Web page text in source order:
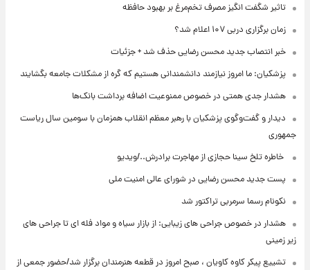
تاثیر شگفت انگیز مصرف تخم‌مرغ بر بهبود حافظه
زمان برگزاری دربی ۱۰۷ اعلام شد؟
خبر انتصاب جدید محسن رضایی حذف شد + جزئیات
پزشکیان: ما امروز نیازمند دانشمندانی هستیم که گره از مشکلات جامعه بگشایند
هشدار جدی همتی در خصوص ممنوعیت اضافه ‌برداشت بانک‌ها
دیدار و گفت‌وگوی پزشکیان با رهبر معظم انقلاب همزمان با سومین سال ریاست
جمهوری
⁨ خاطره تلخ سینا حجازی از مهاجرت برادرش../ویدیو
پست جدید محسن رضایی در شورای عالی امنیت ملی
نکونام رسما سرمربی تراکتور شد
هشدار در خصوص جراحی های زیبایی: از بازار سیاه و مواد فله ای تا جراحی های
زیر زمینی
تشییع پیکر کاوه کاویان ، صبح امروز در قطعه هنرمندان برگزار شد/حضور جمعی از